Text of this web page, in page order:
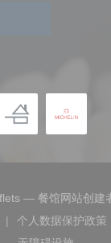
— 餐馆网站创建
新窗口中打开))
个人数据保护政策
((在新